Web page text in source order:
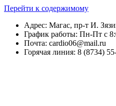
Перейти к содержимому
Адрес: Магас, пр-т И.
График работы: Пн-Пт с
Почта: cardio06@mail.ru
Горячая линия: 8 (8734)